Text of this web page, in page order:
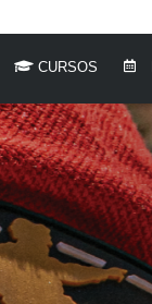
CURSOS